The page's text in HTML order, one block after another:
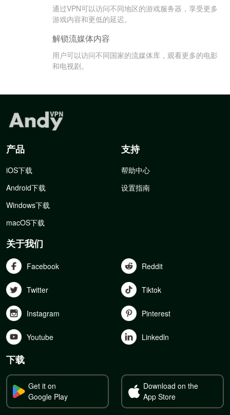
通过VPN可以访问不同地区的游戏服务器，享受更多
游戏内容和更低的延迟。
解锁流媒体内容
用户可以访问不同国家的流媒体库，观看更多的电影
和电视剧。
产品
iOS下载
Android下载
Windows下载
macOS下载
支持
帮助中心
设置指南
关于我们
Facebook Reddit
Twitter Tiktok
Instagram Pinterest
Youtube Linkedln
下载
Get it on
Google Play
Download on the
App Store